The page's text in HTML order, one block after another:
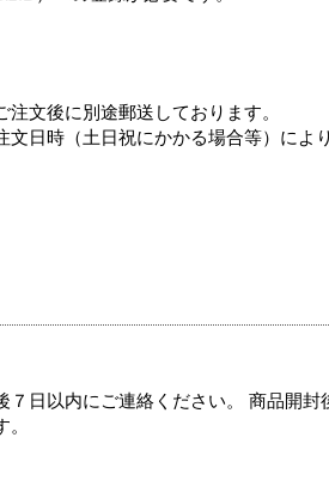
文後に別途郵送しております。
日時（土日祝にかかる場合等）によ
日以内にご連絡ください。 商品開